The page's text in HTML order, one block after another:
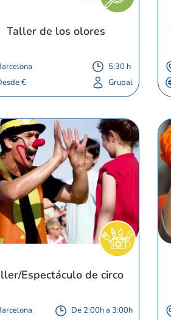
Taller de los olores
€
5:30 h
Grupal
Espectáculo de circo
De 2:00h a 3:00h